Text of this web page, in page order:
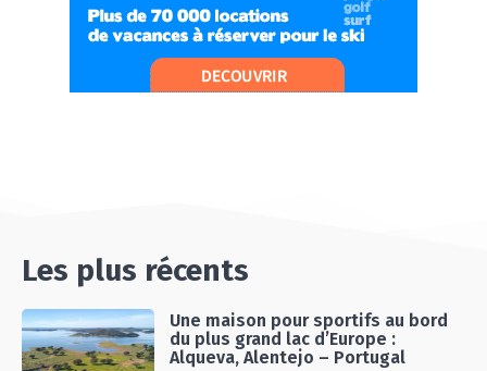
06:26
UN SÉJOUR SPORT & NATURE
07:19
Les plus récents
Une maison pour sportifs au bord
du plus grand lac d’Europe :
Alqueva, Alentejo – Portugal